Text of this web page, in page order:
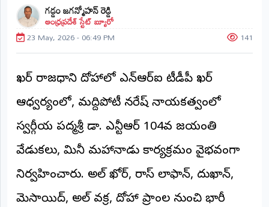
విభాగాలు
(MAIN)
భక్తి
క్రీడలు
జాతీయం
అంతర్జాతీయం
ఆర్టీఐ
గడ్డం జగన్మోహన్ రెడ్డి
ఆంధ్రప్రదేశ్ స్టేట్ బ్యూరో
23 May, 2026 - 06:49 PM 141
ఖతార్ రాజధాని దోహాలో ఎన్‌ఆర్‌ఐ టీడీపీ ఖతార్
ఆధ్వర్యంలో, మద్దిపోటీ నరేష్ నాయకత్వంలో
స్వర్గీయ పద్మశ్రీ డా. ఎన్టీఆర్ 104వ జయంతి
వేడుకలు, మినీ మహానాడు కార్యక్రమం వైభవంగా
నిర్వహించారు. అల్ ఖోర్, రాస్ లాఫాన్, దుఖాన్,
మెసాయిద్, అల్ వక్ర, దోహా ప్రాంతాల నుంచి భారీ